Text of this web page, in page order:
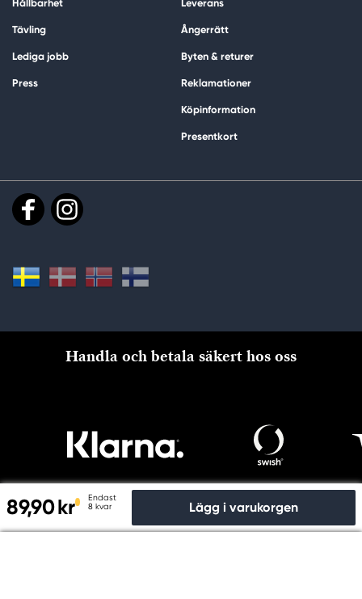
89,90 kr
Endast
8 kvar
Lägg i varukorgen
Hållbarhet
Tävling
Lediga jobb
Press
Leverans
Ångerrätt
Byten & returer
Reklamationer
Köpinformation
Presentkort
Handla och betala säkert hos oss